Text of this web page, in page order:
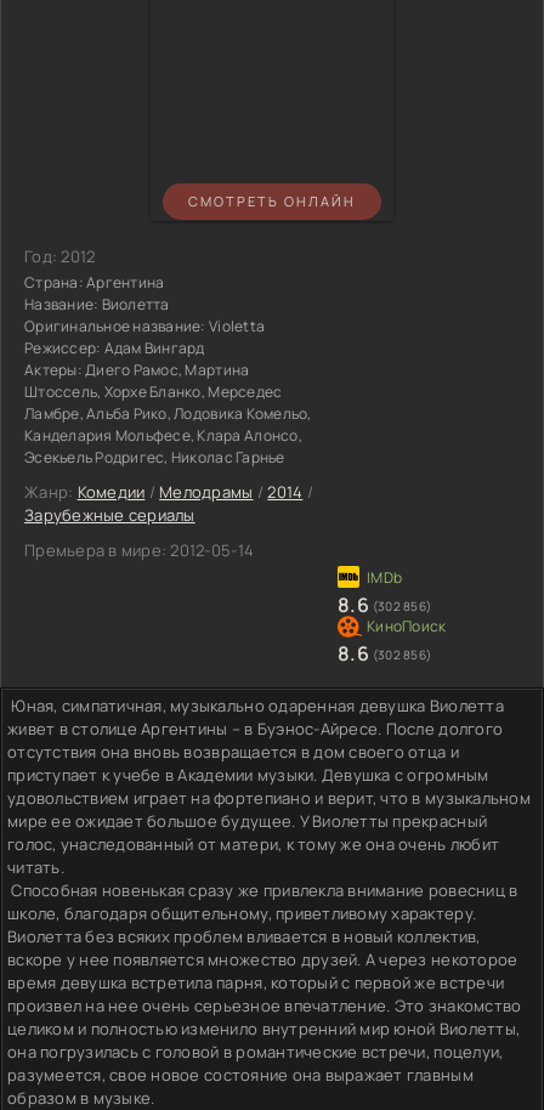
СМОТРЕТЬ ОНЛАЙН
Год:2012
Страна:Аргентина
Название: Виолетта
Оригинальное название: Violetta
Режиссер: Адам Вингард
Актеры:Диего Рамос, Мартина
Штоссель, Хорхе Бланко, Мерседес
Ламбре, Альба Рико, Лодовика Комельо,
Канделария Мольфесе, Клара Алонсо,
Эсекьель Родригес, Николас Гарнье
Жанр: Комедии / Мелодрамы /2014 /
Зарубежные сериалы
Премьера в мире: 2012-05-14
8.6 (302 856)
8.6 (302 856)
Юная, симпатичная, музыкально одаренная девушка Виолетта
живет в столице Аргентины – в Буэнос-Айресе. После долгого
отсутствия она вновь возвращается в дом своего отца и
приступает к учебе в Академии музыки. Девушка с огромным
удовольствием играет на фортепиано и верит, что в музыкальном
мире ее ожидает большое будущее. У Виолетты прекрасный
голос, унаследованный от матери, к тому же она очень любит
читать.
Способная новенькая сразу же привлекла внимание ровесниц в
школе, благодаря общительному, приветливому характеру.
Виолетта без всяких проблем вливается в новый коллектив,
вскоре у нее появляется множество друзей. А через некоторое
время девушка встретила парня, который с первой же встречи
произвел на нее очень серьезное впечатление. Это знакомство
целиком и полностью изменило внутренний мир юной Виолетты,
она погрузилась с головой в романтические встречи, поцелуи,
разумеется, свое новое состояние она выражает главным
образом в музыке.